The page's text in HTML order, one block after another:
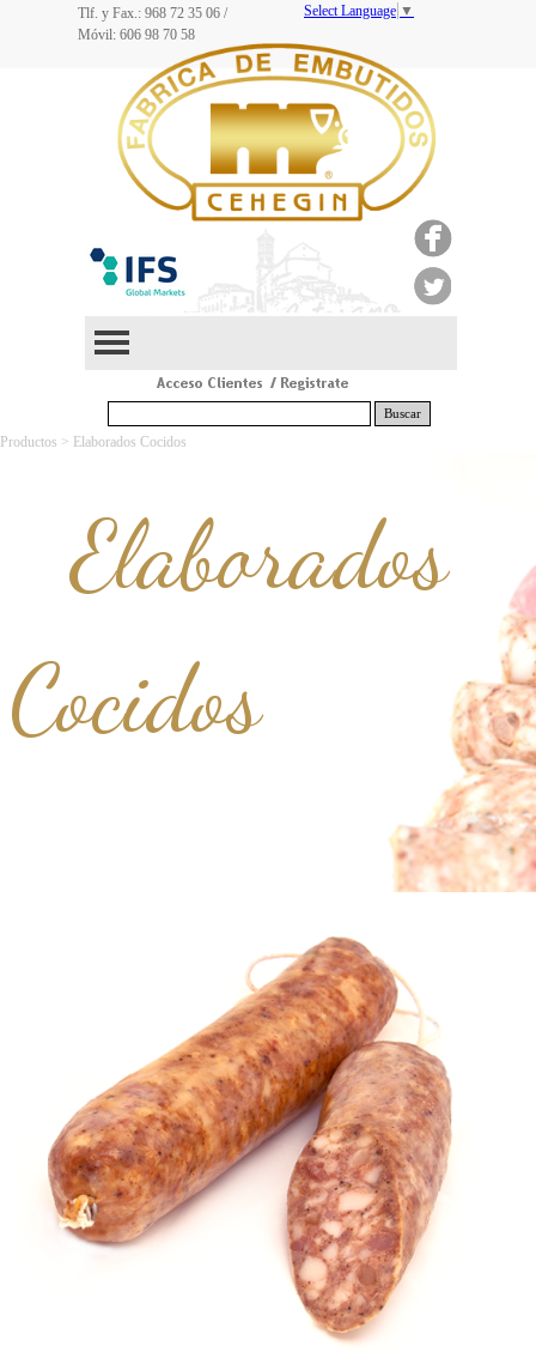
Buscar
Select Language ▼
Tlf. y Fax.: 968 72 35 06 /
Móvil: 606 98 70 58
Productos > Elaborados Cocidos
Elaborados
Cocidos